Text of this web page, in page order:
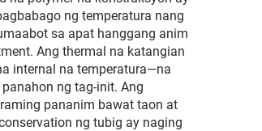
ng temperatura nang
sa apat hanggang anim
Ang thermal na katangian
internal na temperatura—na
ng tag-init. Ang
pananim bawat taon at
ng tubig ay naging